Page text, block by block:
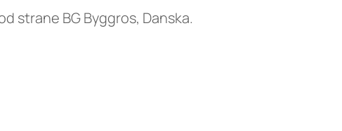
strane BG Byggros, Danska.